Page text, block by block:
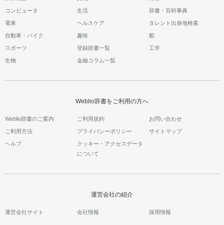
コンピュータ 生活 辞書・百科事典
電車 ヘルスケア タレント出身地検索
自動車・バイク 趣味 船
スポーツ 登録辞書一覧 工学
生物 金融コラム一覧
Weblio辞書をご利用の方へ
Weblio辞書のご案内 ご利用規約 お問い合わせ
ご利用方法 プライバシーポリシー サイトマップ
ヘルプ
クッキー・アクセスデータ
について
運営会社の紹介
運営会社サイト 会社情報 採用情報